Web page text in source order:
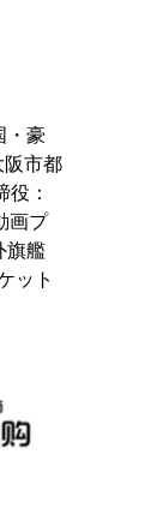
・豪
阪市都
：
画プ
旗艦
ット